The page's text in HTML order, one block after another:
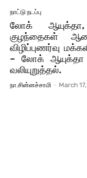
நாட்டு நடப்பு
லோக்
குழந்தைகள்
விழிப்புணர்வு
– லோக் ஆயுக்தா
வலியுறுத்தல்.
நா.சின்னச்சாமி - March